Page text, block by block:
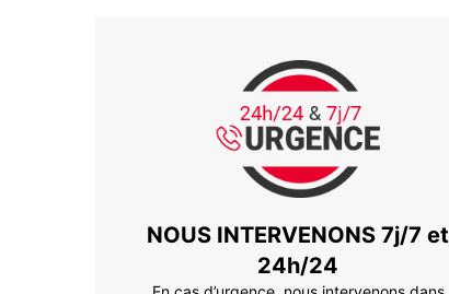
NOUS INTERVENONS 7j/7 et
24h/24